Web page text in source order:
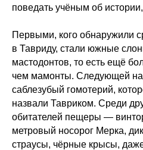
поведать учёным об
Первыми, кого обнаружили
в Тавриду, стали южные
мастодонтов, то есть ещё
чем мамонты. Следующей
саблезубый гомотерий,
назвали Тавриком. Среди
обитателей пещеры —
метровый носорог Мерка,
страусы, чёрные крысы,